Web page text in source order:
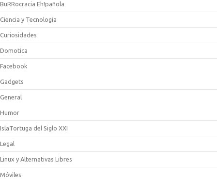
BuRRocracia Eh!pañola
Ciencia y Tecnologia
Curiosidades
Domotica
Facebook
Gadgets
General
Humor
IslaTortuga del Siglo XXI
Legal
Linux y Alternativas Libres
Móviles